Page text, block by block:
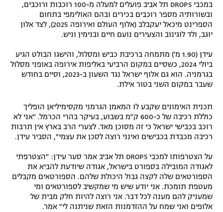
תקנון עבור פעילות ספורט 1 – "מרלן"
גיימינג E-Sports
מדיניות פרטיות
תקנון פעילות ספורט 1
רשיון להקרנה פומבית לבית עסק
הצטרפות לחבילת הערוצים
לוח דרושים – ג'ובנט
תגיות
בייסבול MLB
ספורט אתגרי ואקסטרים
אומנויות לחימה
גיימינג E-Sports
במכבי DROPS תל אביב פועלים למעלה מ-100 רוכבות ורוכבים,
ובשורותיה מספר רוכבים בכירים ובהם האולימפי בתחום
הספרינט מיכאל יעקבלב (אלוף העולם ואירופה 2025), לצד אלון
יוגב, ולד לוגינוב והצעירים נועם חיים ובנימין וניש.
עידן (1.90 מ') מתמחה ברכיבת כביש ומסלול, והישגו הבולט הגיע
ביולי 2024, כשסיים במקום הרביעי באליפות אירופה באופני מסלול
בגרמניה. הוא גם אלוף ישראל נגד השעון ב-2023, וסיים בחודש
שעבר במקום השני בטור אילת.
תכנית האימונים שקבע לו המאמן הגרמני מקסימיליאן הופליך
כוללת רכיבה של כ-600 ק"מ בשבוע, בעיקר בהרי הכרמל. "אני לא
רוכב בכבישי ישראל כי זה מסוכן מאד. לצערי הרב בארץ אין תרבות
רכיבה מכבדת בכבישים ואינני רוצה לסכן את עצמי", הסביר עידן.
על הצטרפותו למכבי DROPS תל אביב אמר סער עידן: "הצטרפתי
לאגודה המובילה בספורט בישראל, אגודה שיודעת להביא את
הספורטאים שלה לקצה גבול היכולת שלהם. הספורטאים מקבלים
מעטפת תומכת. אני יודע שיש מי שמקשיב לספורטאים ומי
שמעניק להם מענה לכל דבר. אני רוצה להיות חלק מבית של
אלופים ואני שמח על ההזדמנות הזאת שניתנה לי" אמר.